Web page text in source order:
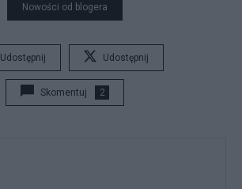
Nowości od blogera
Udostępnij Udostępnij
Skomentuj 2